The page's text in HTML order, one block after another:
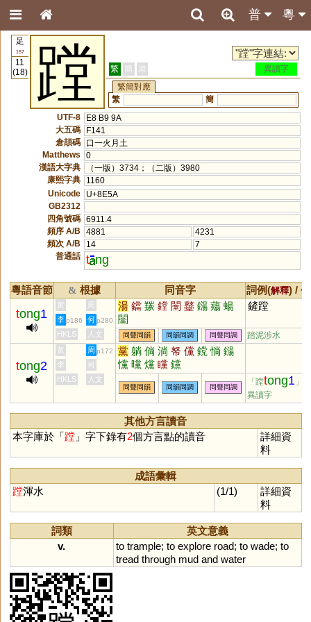
粵
普
足
157
11
(18)
蹚 繁 簡 港
異讀字
繁簡對應
繁
簡
UTF-8
E8 B9 9A
大五碼
F141
倉頡碼
口一火月土
Matthews
0
漢語大字典
（一版）3734；（二版）3980
康熙字典
1160
Unicode
U+8E5A
GB2312
四角號碼 6911.4
頻序 A/B
4881
4231
頻次 A/B
14
7
普通話 t ng
粵語音節 & 根據 同音字 詞例(解釋) /
tong1
黃 周 湯 鐺 羰 鏜 闛 鼞 鐋 薚 蝪
闣
鏟蹚
李 p186 何 p280
HKLS 人文 同聲同韻 同韻同調 同聲同調 踏泥涉水
tong2
黃 周 p172 黨 躺 倘 淌 帑 儻 鎲 惝 鐋
戃 曭 爣 矘 钂
李
何
HKLS
人文
同聲同韻 同韻同調 同聲同調
「蹚tong1 」
異讀字
其他方言讀音
本字庫於「 蹚」字下錄有2個方言點的讀音
詳細資
料
成語彙輯
蹚渾水 (1/1)
詳細資
料
詞類
英文意義
v.
to trample; to explore road; to wade; to
tread through mud and water